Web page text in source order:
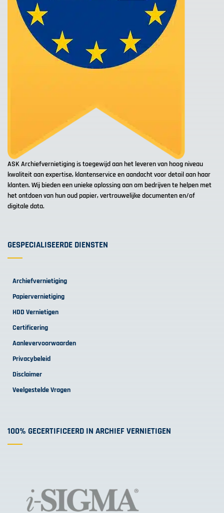
ASK Archiefvernietiging is toegewijd aan het leveren van hoog niveau
kwaliteit aan expertise, klantenservice en aandacht voor detail aan haar
klanten. Wij bieden een unieke oplossing aan om bedrijven te helpen met
het ontdoen van hun oud papier, vertrouwelijke documenten en/of
digitale data.
GESPECIALISEERDE DIENSTEN
Archiefvernietiging
Papiervernietiging
HDD Vernietigen
Certificering
Aanlevervoorwaarden
Privacybeleid
Disclaimer
Veelgestelde Vragen
100% GECERTIFICEERD IN ARCHIEF VERNIETIGEN